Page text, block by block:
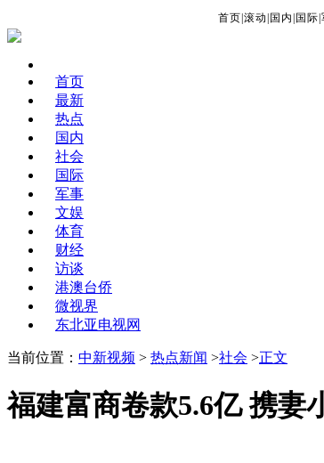
首页 滚动 国内 国际
首页
最新
热点
国内
社会
国际
军事
文娱
体育
财经
访谈
港澳台侨
微视界
东北亚电视网
当前位置： 中新视频 > 热点新闻 >社会 >正文
福建富商卷款5.6亿 携妻